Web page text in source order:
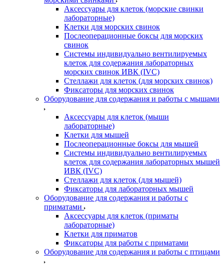
Аксессуары для клеток (морские свинки
лабораторные)
Клетки для морских свинок
Послеоперационные боксы для морских
свинок
Системы индивидуально вентилируемых
клеток для содержания лабораторных
морских свинок ИВК (IVC)
Стеллажи для клеток (для морских свинок)
Фиксаторы для морских свинок
Оборудование для содержания и работы с мышами
Аксессуары для клеток (мыши
лабораторные)
Клетки для мышей
Послеоперационные боксы для мышей
Системы индивидуально вентилируемых
клеток для содержания лабораторных мышей
ИВК (IVC)
Стеллажи для клеток (для мышей)
Фиксаторы для лабораторных мышей
Оборудование для содержания и работы с
приматами
Аксессуары для клеток (приматы
лабораторные)
Клетки для приматов
Фиксаторы для работы с приматами
Оборудование для содержания и работы с птицами